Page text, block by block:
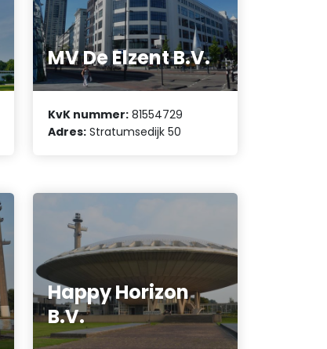
MV De Elzent B.V.
KvK nummer: 81554729
Adres: Stratumsedijk 50
Happy Horizon
B.V.